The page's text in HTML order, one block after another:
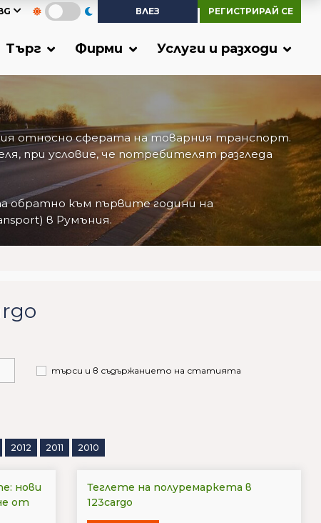
ВЛЕЗ
РЕГИСТРИРАЙ СЕ
Търг Фирми Услуги и разходи
относно сферата на товарния транспорт.
при условие, че потребителят разгледа
обратно към първите години на
в Румъния.
търси и в съдържанието на статията
2012 2011 2010
нови
от
Теглете на полуремаркета в
123cargo